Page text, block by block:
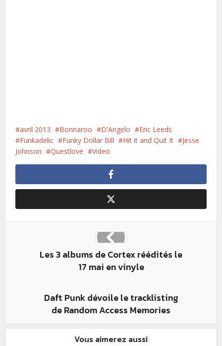
avril 2013 Bonnaroo D'Angelo
Eric Leeds
Funkadelic
Funky Dollar Bill Hit it and Quit It
Jesse
Johnson
Questlove Video
Les 3 albums de Cortex réédités le
17 mai en vinyle
Daft Punk dévoile le tracklisting
de Random Access Memories
Vous aimerez aussi